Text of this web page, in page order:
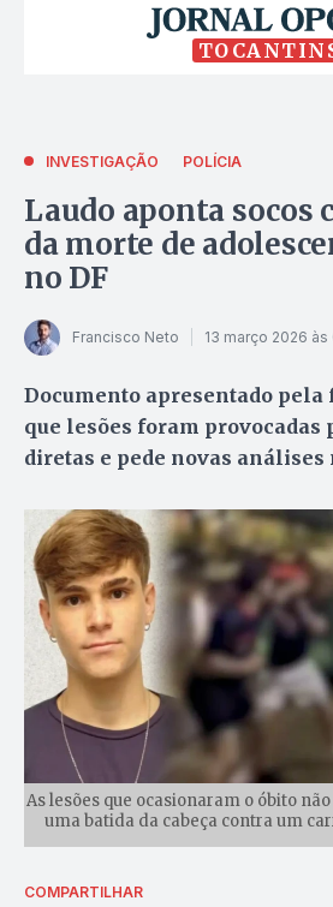
INVESTIGAÇÃO POLÍCIA
Laudo aponta socos
da morte de
no DF
Francisco Neto 13 março 2026 às
Documento apresentado
que lesões foram provocadas
diretas e pede novas análises
As lesões que ocasionaram o óbito
uma batida da cabeça contra um
COMPARTILHAR